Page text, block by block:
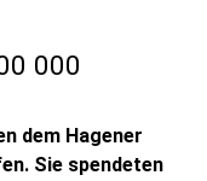
000
dem Hagener
Sie spendeten